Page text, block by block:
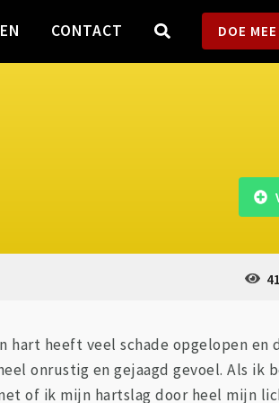
CONTACT DOE MEE
41
hart heeft veel schade opgelopen en
onrustig en gejaagd gevoel. Als ik
of ik mijn hartslag door heel mijn